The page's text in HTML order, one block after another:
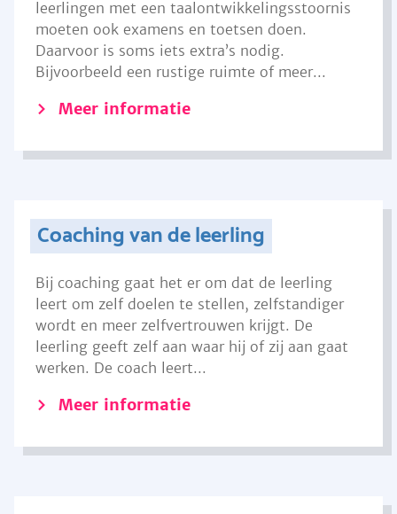
leerlingen met een taalontwikkelingsstoornis
moeten ook examens en toetsen doen.
Daarvoor is soms iets extra’s nodig.
Bijvoorbeeld een rustige ruimte of meer...
Meer informatie
Coaching van de leerling
Bij coaching gaat het er om dat de leerling
leert om zelf doelen te stellen, zelfstandiger
wordt en meer zelfvertrouwen krijgt. De
leerling geeft zelf aan waar hij of zij aan gaat
werken. De coach leert...
Meer informatie